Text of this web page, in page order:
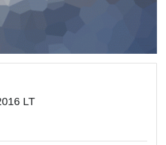
LT